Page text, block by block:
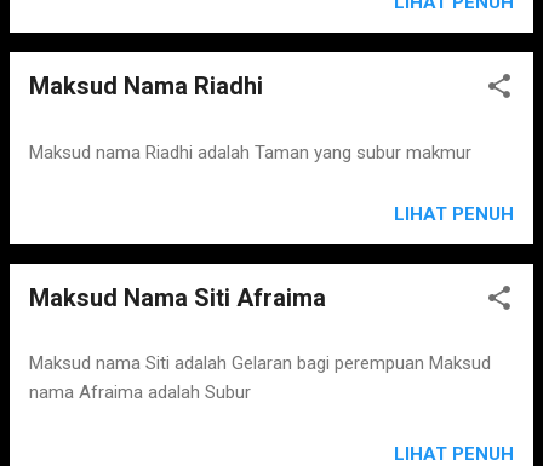
Maksud Nama Riadhi
Maksud nama Riadhi adalah Taman yang subur makmur
LIHAT PENUH
Maksud Nama Siti Afraima
Maksud nama Siti adalah Gelaran bagi perempuan Maksud
nama Afraima adalah Subur
LIHAT PENUH